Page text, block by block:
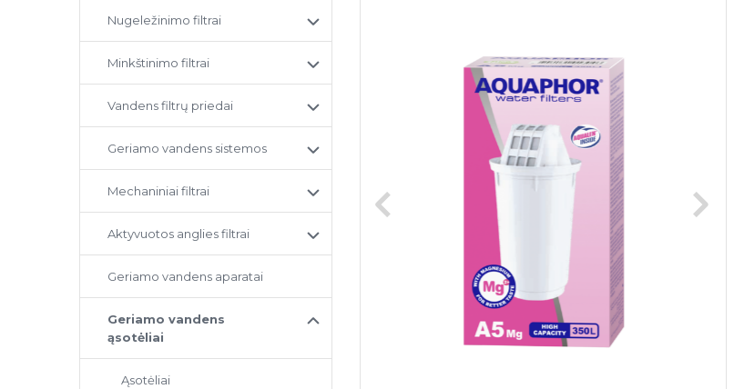
Nugeležinimo filtrai
Minkštinimo filtrai
Vandens filtrų priedai
Geriamo vandens sistemos
Mechaniniai filtrai
Aktyvuotos anglies filtrai
Geriamo vandens aparatai
Geriamo vandens
ąsotėliai
Ąsotėliai